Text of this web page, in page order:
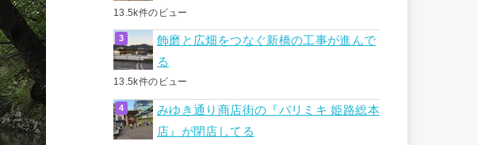
13.5k件のビュー
飾磨と広畑をつなぐ新橋の工事が進んで
る
13.5k件のビュー
みゆき通り商店街の『パリミキ 姫路総本
店』が閉店してる